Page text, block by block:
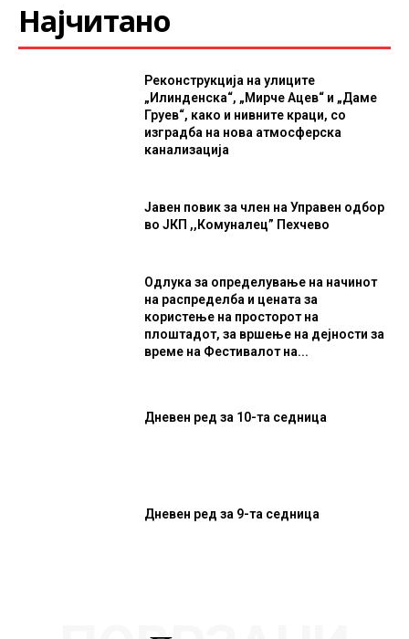
Најчитано
Реконструкција на улиците
„Илинденска“, „Мирче Ацев“ и „Даме
Груев“, како и нивните краци, со
изградба на нова атмосферска
канализација
Јавен повик за член на Управен одбор
во ЈКП ,,Комуналец” Пехчево
Одлука за определување на начинот
на распределба и цената за
користење на просторот на
плоштадот, за вршење на дејности за
време на Фестивалот на...
Дневен ред за 10-та седница
Дневен ред за 9-та седница